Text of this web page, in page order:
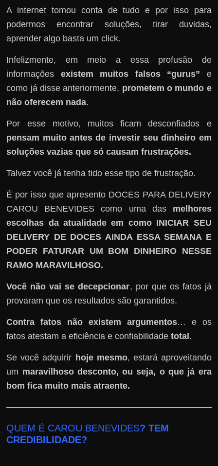
A internet tomou conta de tudo e por isso para
podermos encontrar soluções, tirar duvidas,
aprender algo basta um click.
Infelizmente, em meio a essa profusão de
informações existem muitos falsos “gurus” e
como já disse anteriormente, prometem o mundo e
não oferecem nada.
Por esse motivo, muitos ficam desconfiados e
pensam muito antes de investir seu dinheiro em
soluções vazias que só causam frustrações.
Talvez você já tenha tido esse tipo de frustração.
É por isso que apresento DOCES PARA DELIVERY
CAROU BENEVIDES como uma das melhores
escolhas da atualidade em como INICIAR SEU
DELIVERY DE DOCES AINDA ESSA SEMANA E
PODER FATURAR UM BOM DINHEIRO NESSE
RAMO MARAVILHOSO.
Você não vai se decepcionar, por que os fatos já
provaram que os resultados são garantidos.
Contra fatos não existem argumentos… e os
fatos atestam a eficiência e confiabilidadetotal .
Se você adquirir hoje mesmo, estará aproveitando
um maravilhoso desconto, ou seja, o que já era
bom fica muito mais atraente.
QUEM É CAROU BENEVIDES? TEM
CREDIBILIDADE?